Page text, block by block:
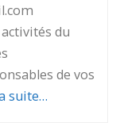
du
de vos
suite…